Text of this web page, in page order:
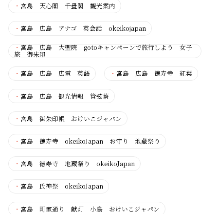
・ 宮島 天心閣 千畳閣 観光案内
・ 宮島 広島 アナゴ 英会話 okeikojapan
・ 宮島 広島 大聖院 gotoキャンペーンで旅行しよう 女子
旅 御朱印
・ 宮島 広島 広電 英語 ・ 宮島 広島 徳寿寺 紅葉
・ 宮島 広島 観光情報 管弦蔡
・ 宮島 御朱印帳 おけいこジャパン
・ 宮島 徳寿寺 okeikoJapan お守り 地蔵祭り
・ 宮島 徳寿寺 地蔵祭り okeikoJapan
・ 宮島 氏神祭 okeikoJapan
・ 宮島 町家通り 献灯 小鳥 おけいこジャパン